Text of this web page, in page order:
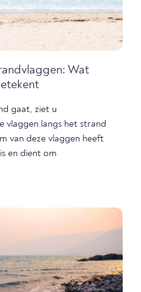
Wat
gaat, ziet u
vlaggen langs het strand
van deze vlaggen heeft
en dient om